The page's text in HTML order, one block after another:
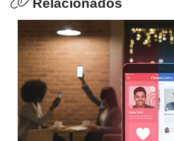
Relacionados